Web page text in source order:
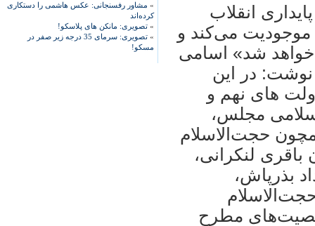
» مشاور رفسنجانی: عکس هاشمی را دستکاری
کرده‌اند
» تصویری: مانکن های پلاسکو!
»
تصویری: سرمای 35 درجه زیر صفر در
مسکو!
انقلاب
موجوديت می‌کند و
خواهد شد» اسامی
نوشت: در اين
های نهم و
مجلس،
حجت‌الاسلام
باقری‌ لنکرانی،
بذرپاش،
مطرح